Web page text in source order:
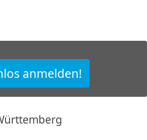
anmelden!